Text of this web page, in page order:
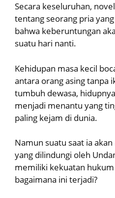
Secara keseluruhan,
tentang seorang pria
bahwa keberuntungan
suatu hari nanti.
Kehidupan masa kecil
antara orang asing tanpa
tumbuh dewasa,
menjadi menantu yang
paling kejam di dunia.
Namun suatu saat ia
yang dilindungi oleh
memiliki kekuatan hukum
bagaimana ini terjadi?